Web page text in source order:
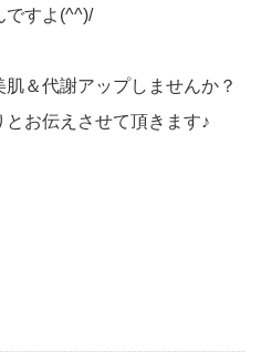
ですよ(^^)/
＆代謝アップしませんか？
お伝えさせて頂きます♪